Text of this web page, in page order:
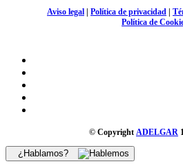
Aviso legal | Política de privacidad |
Política de
© Copyright ADELGAR
¿Hablamos?